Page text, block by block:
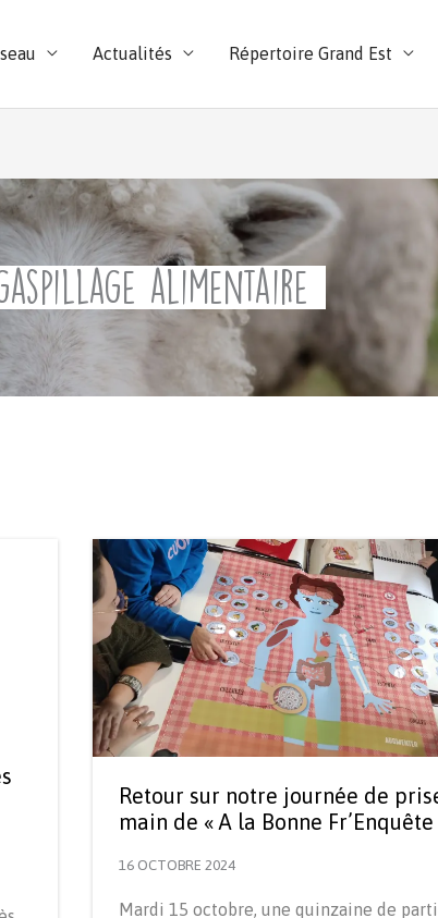
Actualités Répertoire Grand Est
alimentaire
Retour sur notre journée de
main de « A la Bonne Fr’Enquête
16 OCTOBRE 2024
Mardi 15 octobre, une quinzaine de